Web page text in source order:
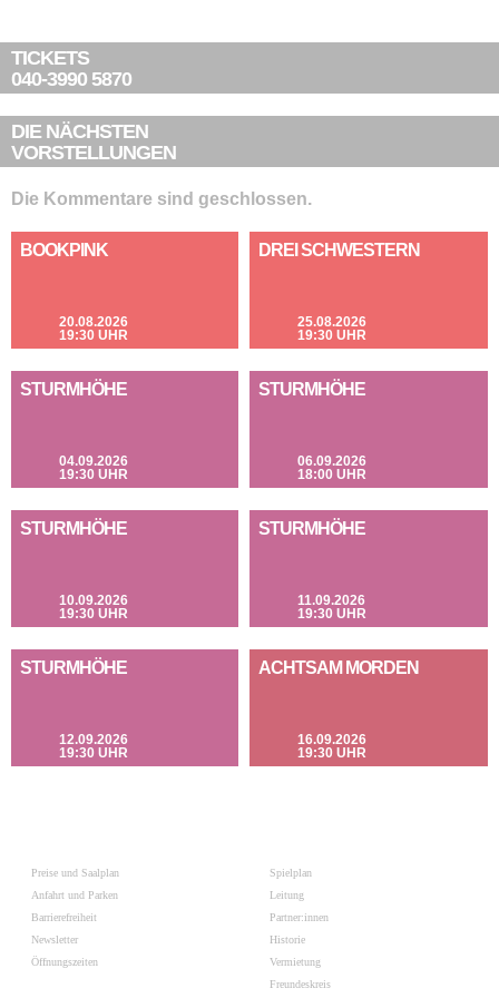
TICKETS
040-3990 5870
DIE NÄCHSTEN
VORSTELLUNGEN
Die Kommentare sind geschlossen.
BOOKPINK
20.08.2026
19:30 UHR
DREI SCHWESTERN
25.08.2026
19:30 UHR
STURMHÖHE
04.09.2026
19:30 UHR
STURMHÖHE
06.09.2026
18:00 UHR
STURMHÖHE
10.09.2026
19:30 UHR
STURMHÖHE
11.09.2026
19:30 UHR
STURMHÖHE
12.09.2026
19:30 UHR
ACHTSAM MORDEN
16.09.2026
19:30 UHR
Preise und Saalplan
Anfahrt und Parken
Barrierefreiheit
Newsletter
Öffnungszeiten
Spielplan
Leitung
Partner:innen
Historie
Vermietung
Freundeskreis